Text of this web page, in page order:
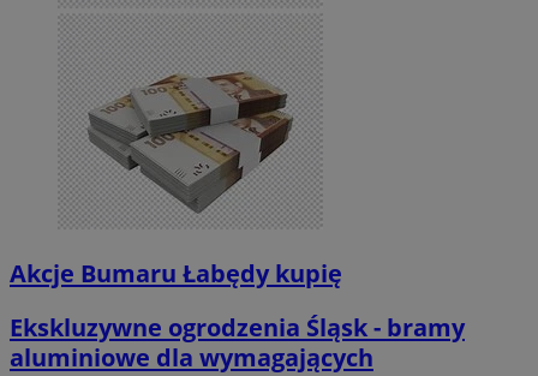
Akcje Bumaru Łabędy kupię
Ekskluzywne ogrodzenia Śląsk - bramy
aluminiowe dla wymagających